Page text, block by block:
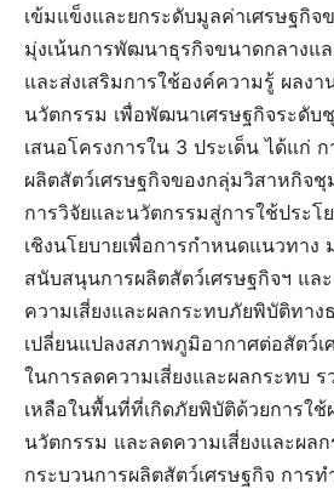
เข้มแข็งและยกระดับมูลค่าเศรษฐกิจ
มุ่งเน้นการพัฒนาธุรกิจขนาดกลางแ
และส่งเสริมการใช้องค์ความรู้ ผลงา
นวัตกรรม เพื่อพัฒนาเศรษฐกิจระดับ
เสนอโครงการใน 3 ประเด็น ได้แก่
ผลิตสัตว์เศรษฐกิจของกลุ่มวิสาหกิจ
การวิจัยและนวัตกรรมสู่การใช้ประโ
เชิงนโยบายเพื่อการกำหนดแนวทาง
สนับสนุนการผลิตสัตว์เศรษฐกิจฯ แล
ความเสี่ยงและผลกระทบภัยพิบัติทาง
เปลี่ยนแปลงสภาพภูมิอากาศต่อสัตว์เ
ในการลดความเสี่ยงและผลกระทบ
เหลือในพื้นที่ที่เกิดภัยพิบัติด้วยการใช้
นวัตกรรม และลดความเสี่ยงและผล
กระบวนการผลิตสัตว์เศรษฐกิจ การท